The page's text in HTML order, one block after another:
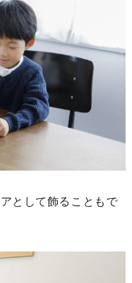
として飾ることもで